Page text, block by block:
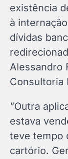
existência
à
dívidas
Alessandro
Consultoria
“Outra
estava
teve tempo
cartório.